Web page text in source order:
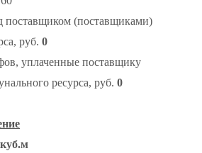
поставщиком (поставщиками)
руб. 0
уплаченные поставщику
ресурса, руб. 0
куб.м